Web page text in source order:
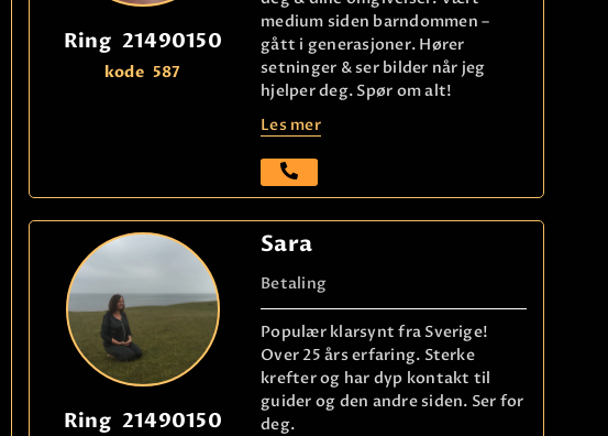
Ring 21490150
kode 587
medium siden barndommen –
gått i generasjoner. Hører
setninger & ser bilder når jeg
hjelper deg. Spør om alt!
Les mer
Ring 21490150
Sara
Betaling
Populær klarsynt fra Sverige!
Over 25 års erfaring. Sterke
krefter og har dyp kontakt til
guider og den andre siden. Ser for
deg.